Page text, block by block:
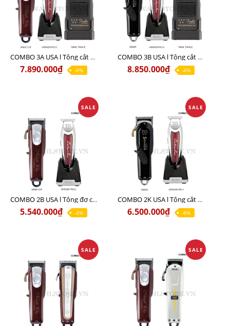
COMBO 3A USA l Tông cắt MAGIC + Tông viền DETAILER PRO LI + Cạo khô FINALE
7.890.000₫ -0%
COMBO 3B USA l Tông cắt SENIOR + Tông viền DETAILER PRO LI + Cạo khô FINALE
8.850.000₫ -4%
SALE
COMBO 2B USA l Tông đơ cắt Magic clip Red + Tông đơ viền Detailer Pro Li
5.540.000₫ -4%
SALE
COMBO 2K USA l Tông cắt SENIOR +Tông viền DETAILER PRO LI
6.500.000₫ -8%
SALE SALE